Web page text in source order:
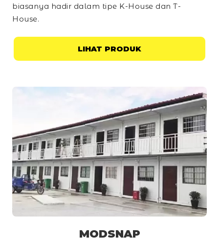
biasanya hadir dalam tipe K-House dan T-
House.
LIHAT PRODUK
MODSNAP